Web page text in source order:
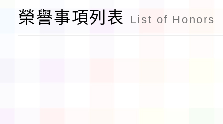
請一案
026 ART TAIPEI臺北
榮譽事項列表 List of Honors